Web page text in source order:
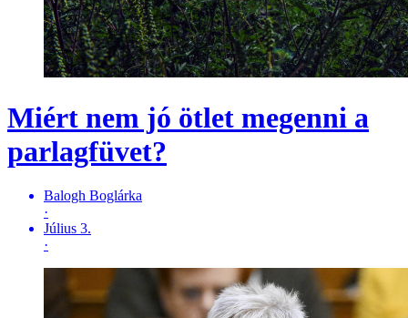
Miért nem jó ötlet megenni a
parlagfüvet?
Balogh Boglárka
·
Július 3.
·